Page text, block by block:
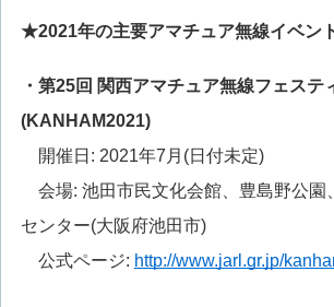
★2021年の主要アマチュア無線イベン
・第25回 関西アマチュア無線フェステ
(KANHAM2021)
開催日: 2021年7月(日付未定)
会場: 池田市民文化会館、豊島野公園
センター(大阪府池田市)
公式ページ: http://www.jarl.gr.jp/